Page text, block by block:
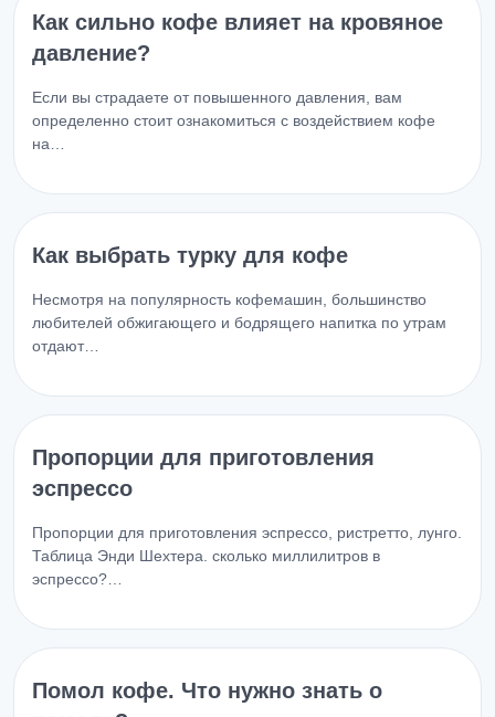
Как сильно кофе влияет на кровяное
давление?
Если вы страдаете от повышенного давления, вам
определенно стоит ознакомиться с воздействием кофе
на…
Как выбрать турку для кофе
Несмотря на популярность кофемашин, большинство
любителей обжигающего и бодрящего напитка по утрам
отдают…
Пропорции для приготовления
эспрессо
Пропорции для приготовления эспрессо, ристретто, лунго.
Таблица Энди Шехтера. сколько миллилитров в
эспрессо?…
Помол кофе. Что нужно знать о